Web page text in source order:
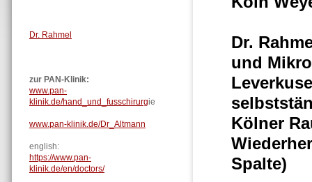
Dr. Rahmel
zur PAN-Klinik:
www.pan-
klinik.de/hand_und_fusschirurgie
www.pan-klinik.de/Dr_Altmann
english:
https://www.pan-
klinik.de/en/doctors/
Dr.
und
Kölner